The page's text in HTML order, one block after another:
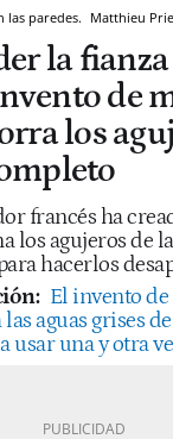
las paredes. Matthieu
la
de
los
francés ha
los agujeros de
hacerlos
El invento
aguas grises de
usar una y otra